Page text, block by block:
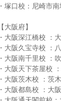
・塚口校：尼崎市
【大阪府】
・大阪深江橋校 ：
・大阪久宝寺校 ：
・大阪南千里校 ：
・大阪天下茶屋校
・大阪茨木校 ：茨
・大阪都島校 ：大